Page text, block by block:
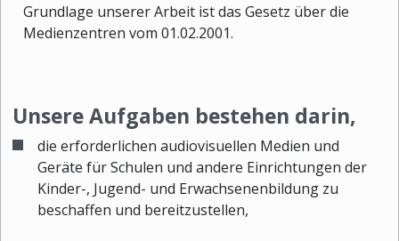
Grundlage unserer Arbeit ist das Gesetz über die
Medienzentren vom 01.02.2001.
Unsere Aufgaben bestehen darin,
die erforderlichen audiovisuellen Medien und
Geräte für Schulen und andere Einrichtungen der
Kinder-, Jugend- und Erwachsenenbildung zu
beschaffen und bereitzustellen,